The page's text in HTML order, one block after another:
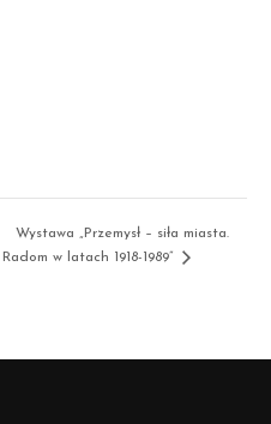
Wystawa „Przemysł – siła miasta.
Radom w latach 1918-1989”